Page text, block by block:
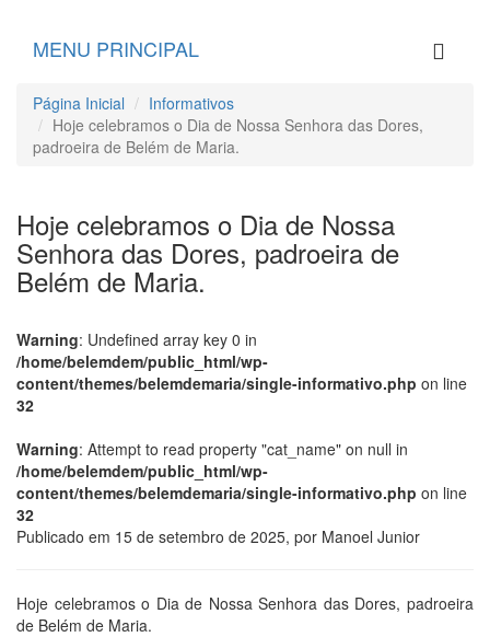
MENU PRINCIPAL
Página Inicial
Informativos
Hoje celebramos o Dia de Nossa Senhora das Dores,
padroeira de Belém de Maria.
Hoje celebramos o Dia de Nossa
Senhora das Dores, padroeira de
Belém de Maria.
Warning: Undefined array key 0 in
/home/belemdem/public_html/wp-
content/themes/belemdemaria/single-informativo.php on line
32
Warning: Attempt to read property "cat_name" on null in
/home/belemdem/public_html/wp-
content/themes/belemdemaria/single-informativo.php on line
32
Publicado em 15 de setembro de 2025, por Manoel Junior
Hoje celebramos o Dia de Nossa Senhora das Dores, padroeira
de Belém de Maria.